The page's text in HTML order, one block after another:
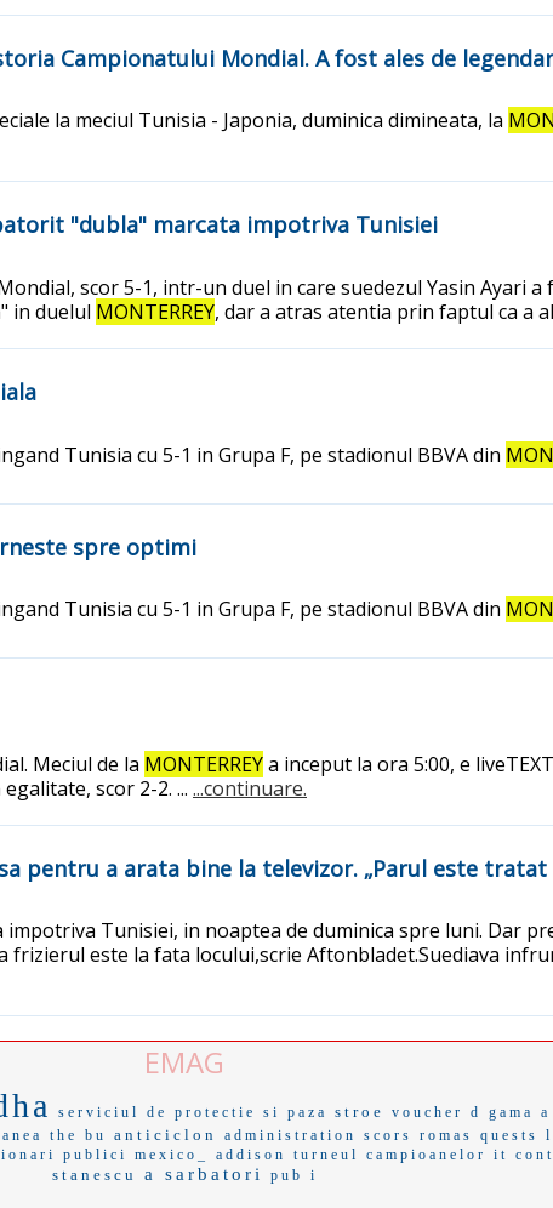
Campionatului Mondial. A fost ales de
la meciul Tunisia - Japonia, duminica dimineata, la
"dubla" marcata impotriva Tunisiei
scor 5-1, intr-un duel in care suedezul Yasin Ayari
in duelul MONTERREY, dar a atras atentia prin faptul ca a
Tunisia cu 5-1 in Grupa F, pe stadionul BBVA din
spre optimi
Tunisia cu 5-1 in Grupa F, pe stadionul BBVA din
Meciul de la MONTERREYa inceput la ora 5:00, e
scor 2-2. ... ...continuare.
pentru a arata bine la televizor. „Parul este tratat
Tunisiei, in noaptea de duminica spre luni. Dar
este la fata locului,scrie Aftonbladet.Suediava
EMAG
serviciul de protectie si paza stroe voucher d gama a
the bu anticiclon administration scors romas quests
publici mexico_ addison turneul campioanelor it
stanescu a sarbatori pub i